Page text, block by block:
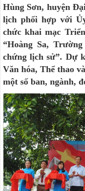
Hùng Sơn, huyện
lịch phối hợp với
chức khai mạc
“Hoàng Sa,
chứng lịch sử”. Dự
Văn hóa, Thể thao
một số ban, ngành,